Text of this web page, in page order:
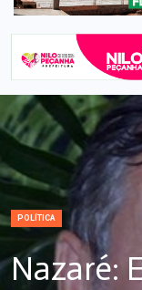
POLÍTICA
Nazaré: